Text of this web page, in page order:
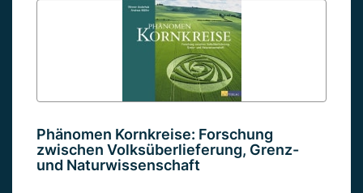
Phänomen Kornkreise: Forschung
zwischen Volksüberlieferung, Grenz-
und Naturwissenschaft